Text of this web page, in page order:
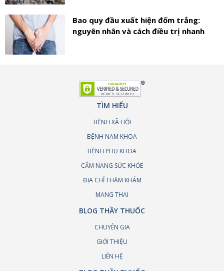
Bao quy đầu xuất hiện đốm trắng:
nguyên nhân và cách điều trị nhanh
TÌM HIỂU
BỆNH XÃ HỘI
BỆNH NAM KHOA
BỆNH PHỤ KHOA
CẨM NANG SỨC KHỎE
ĐỊA CHỈ THĂM KHÁM
MANG THAI
BLOG THẦY THUỐC
CHUYÊN GIA
GIỚI THIỆU
LIÊN HỆ